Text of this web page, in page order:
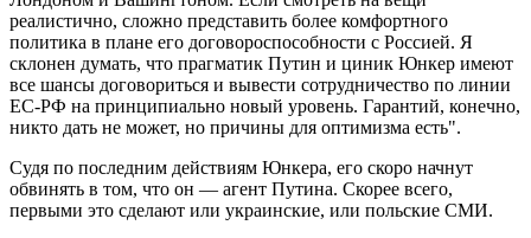
реалистично, сложно представить более комфортного
политика в плане его договороспособности с Россией. Я
склонен думать, что прагматик Путин и циник Юнкер имеют
все шансы договориться и вывести сотрудничество по линии
ЕС-РФ на принципиально новый уровень. Гарантий, конечно,
никто дать не может, но причины для оптимизма есть".
Судя по последним действиям Юнкера, его скоро начнут
обвинять в том, что он — агент Путина. Скорее всего,
первыми это сделают или украинские, или польские СМИ.